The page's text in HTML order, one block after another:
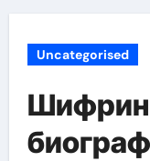
Uncategorised